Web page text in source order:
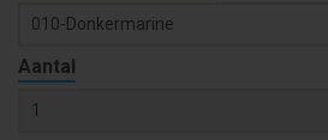
010-Donkermarine
Aantal